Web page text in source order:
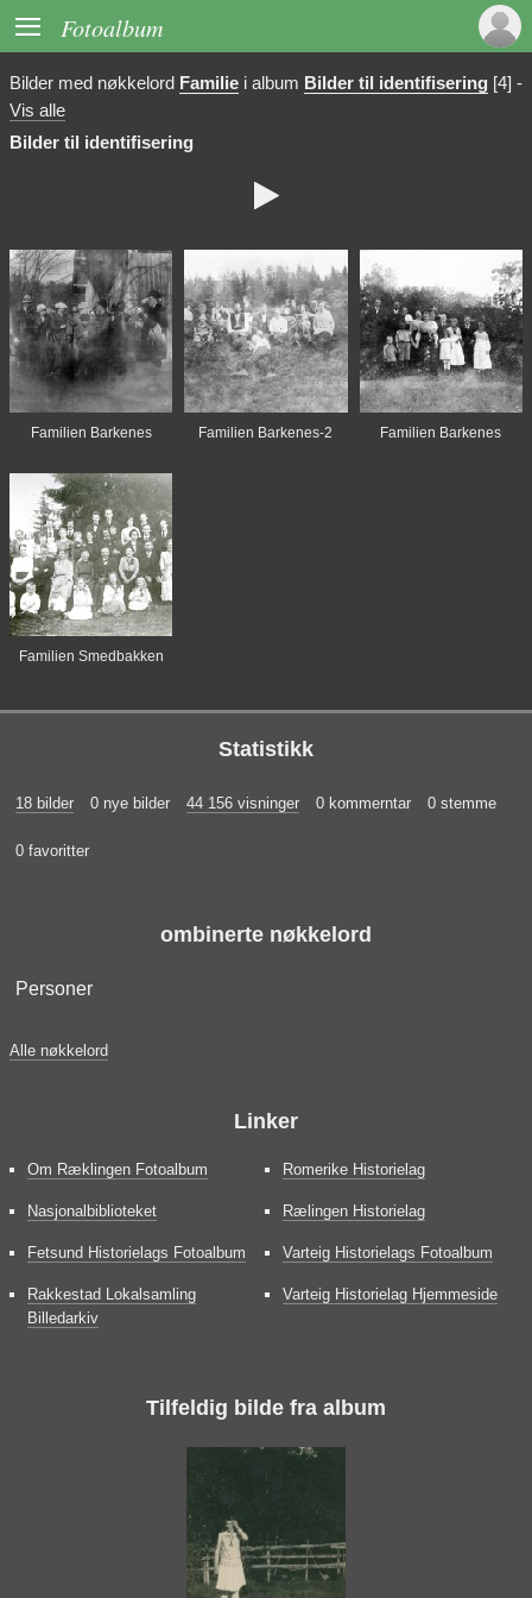
 Fotoalbum
Bilder med nøkkelord Familie i album Bilder til identifisering [4] -
Vis alle
Bilder til identifisering

Familien Barkenes Familien Barkenes-2 Familien Barkenes
Familien Smedbakken
Statistikk
18 bilder 0 nye bilder 44 156 visninger 0 kommerntar 0 stemme
0 favoritter
ombinerte nøkkelord
Personer
Alle nøkkelord
Linker
Om Ræklingen Fotoalbum
Nasjonalbiblioteket
Fetsund Historielags Fotoalbum
Rakkestad Lokalsamling
Billedarkiv
Romerike Historielag
Rælingen Historielag
Varteig Historielags Fotoalbum
Varteig Historielag Hjemmeside
Tilfeldig bilde fra album